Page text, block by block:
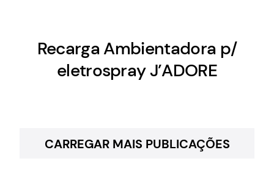
Recarga Ambientadora p/
eletrospray J’ADORE
CARREGAR MAIS PUBLICAÇÕES